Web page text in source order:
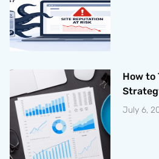
How to
July 6,